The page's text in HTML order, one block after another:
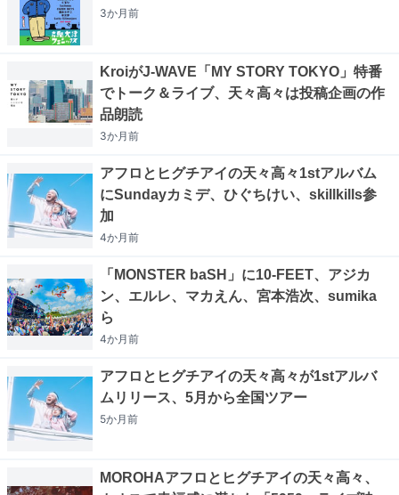
3か月前
KroiがJ-WAVE「MY STORY TOKYO」特番
でトーク＆ライブ、天々高々は投稿企画の作
品朗読
3か月前
アフロとヒグチアイの天々高々1stアルバム
にSundayカミデ、ひぐちけい、skillkills参
加
4か月前
「MONSTER baSH」に10-FEET、アジカ
ン、エルレ、マカえん、宮本浩次、sumika
ら
4か月前
アフロとヒグチアイの天々高々が1stアルバ
ムリリース、5月から全国ツアー
5か月前
MOROHAアフロとヒグチアイの天々高々、